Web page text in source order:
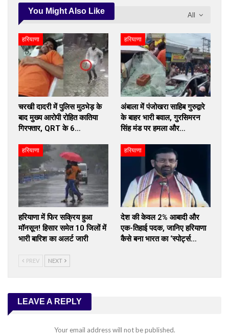
All
You Might Also Like
हरियाणा
चरखी दादरी में पुलिस मुठभेड़ के
बाद मुख्य आरोपी रोहित कातिया
गिरफ्तार, QRT के 6…
हरियाणा
अंबाला में पंजोखरा साहिब गुरुद्वारे
के बाहर भारी बवाल, गुरसिमरन
सिंह मंड पर हमला और…
हरियाणा
हरियाणा में फिर सक्रिय हुआ
मॉनसून! हिसार समेत 10 जिलों में
भारी बारिश का अलर्ट जारी
हरियाणा
देश की केवल 2% आबादी और
एक-तिहाई पदक, जानिए हरियाणा
कैसे बना भारत का ‘स्पोर्ट्स…
PREV NEXT
LEAVE A REPLY
Your email address will not be published.